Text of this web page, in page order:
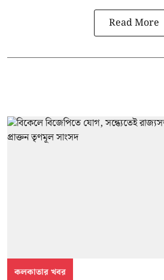
Read More
কলকাতার খবর